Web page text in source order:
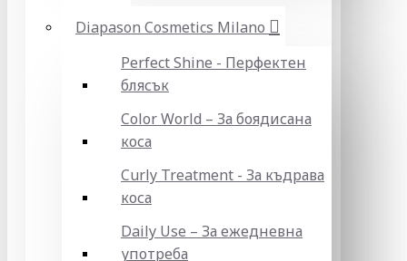
Diapason Cosmetics Milano
Perfect Shine - Перфектен
блясък
Color World – За боядисана
коса
Curly Treatment - За къдрава
коса
Daily Use – За ежедневна
употреба